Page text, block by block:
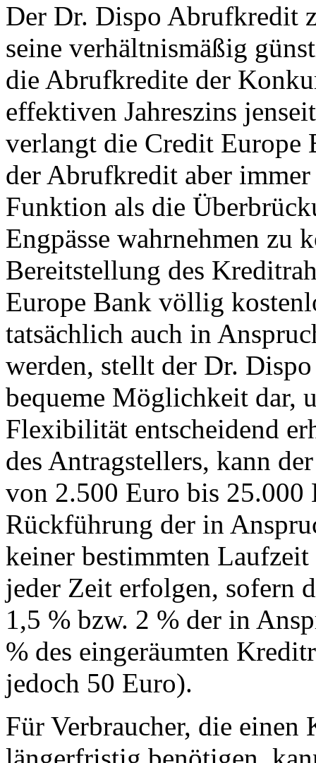
Der Dr. Dispo Abrufkredit
seine verhältnismäßig
die Abrufkredite der
effektiven Jahreszins
verlangt die Credit Europe
der Abrufkredit aber immer
Funktion als die
Engpässe wahrnehmen zu
Bereitstellung des
Europe Bank völlig
tatsächlich auch in
werden, stellt der Dr.
bequeme Möglichkeit dar,
Flexibilität entscheidend
des Antragstellers, kann
von 2.500 Euro bis 25.000
Rückführung der in
keiner bestimmten
jeder Zeit erfolgen, sofern
1,5 % bzw. 2 % der in
% des eingeräumten
jedoch 50 Euro).
Für Verbraucher, die